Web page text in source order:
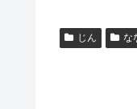
じん な